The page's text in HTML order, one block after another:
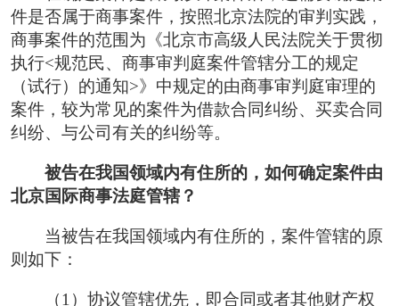
件是否属于商事案件，按照北京法院的审判实践，
商事案件的范围为《北京市高级人民法院关于贯彻
执行<规范民、商事审判庭案件管辖分工的规定
（试行）的通知>》中规定的由商事审判庭审理的
案件，较为常见的案件为借款合同纠纷、买卖合同
纠纷、与公司有关的纠纷等。
被告在我国领域内有住所的，如何确定案件由
北京国际商事法庭管辖？
当被告在我国领域内有住所的，案件管辖的原
则如下：
（1）协议管辖优先，即合同或者其他财产权